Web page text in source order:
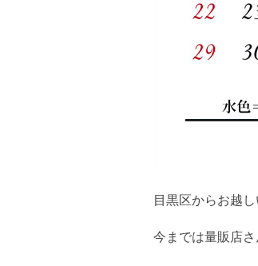
目黒区からお越
今までは量販店